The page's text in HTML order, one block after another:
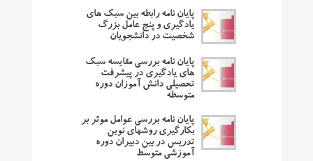
پایان نامه رابطه بین سبک های
یادگیری و پنج عامل بزرگ
شخصیت در دانشجویان
پایان نامه بررسی مقایسه سبک
های یادگیری در پیشرفت
تحصیلی دانش آموزان دوره
متوسطه
پایان نامه بررسی عوامل موثر بر
بکارگیری روشهای نوین
تدریس در بین دبیران دوره
آموزشی متوسط